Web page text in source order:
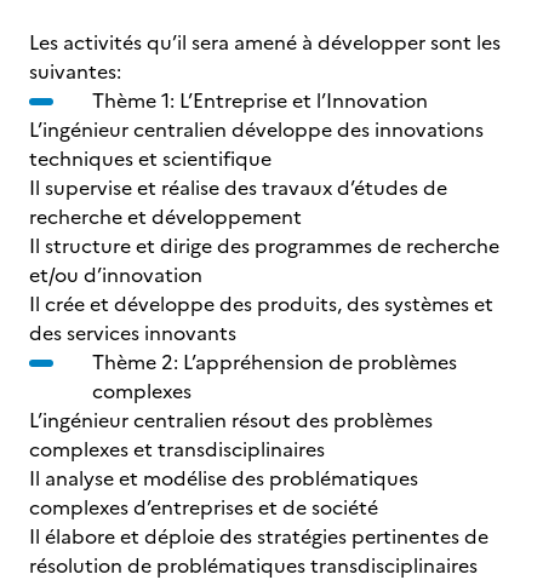
Les activités qu’il sera amené à développer sont les
suivantes:
Thème 1: L’Entreprise et l’Innovation
L’ingénieur centralien développe des innovations
techniques et scientifique
Il supervise et réalise des travaux d’études de
recherche et développement
Il structure et dirige des programmes de recherche
et/ou d’innovation
Il crée et développe des produits, des systèmes et
des services innovants
Thème 2: L’appréhension de problèmes
complexes
L’ingénieur centralien résout des problèmes
complexes et transdisciplinaires
Il analyse et modélise des problématiques
complexes d’entreprises et de société
Il élabore et déploie des stratégies pertinentes de
résolution de problématiques transdisciplinaires